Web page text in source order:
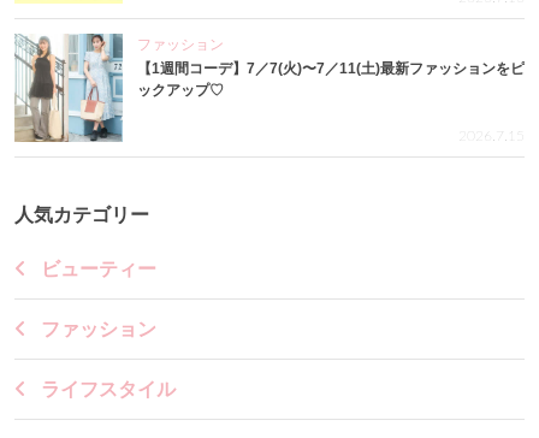
ファッション
【1週間コーデ】7／7(火)〜7／11(土)最新ファッションをピ
ックアップ♡
2026.7.15
人気カテゴリー
ビューティー
ファッション
ライフスタイル